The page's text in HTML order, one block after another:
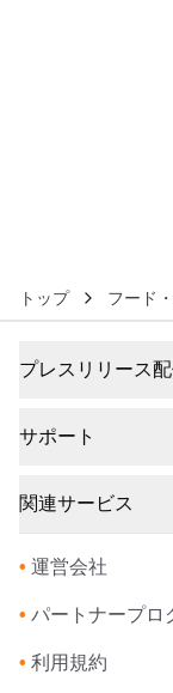
トップ フード
プレスリリース
サポート
関連サービス
• 運営会社
• パートナープロ
• 利用規約